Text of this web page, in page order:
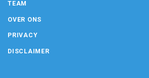
TEAM
OVER ONS
PRIVACY
DISCLAIMER